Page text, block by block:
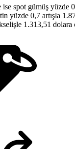
spot gümüş yüzde
yüzde 0,7 artışla
1.313,51 dolara